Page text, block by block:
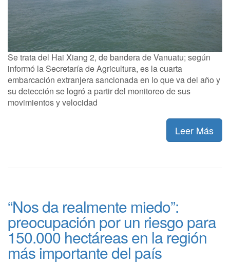
Se trata del Hai Xiang 2, de bandera de Vanuatu; según
informó la Secretaría de Agricultura, es la cuarta
embarcación extranjera sancionada en lo que va del año y
su detección se logró a partir del monitoreo de sus
movimientos y velocidad
Leer Más
“Nos da realmente miedo”:
preocupación por un riesgo para
150.000 hectáreas en la región
más importante del país